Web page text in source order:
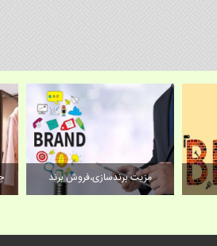
مزیت برندسازی،فروش برند